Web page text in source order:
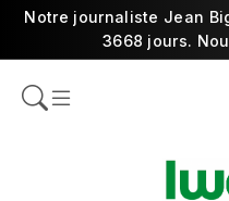
Notre journaliste Jean
3668 jours.